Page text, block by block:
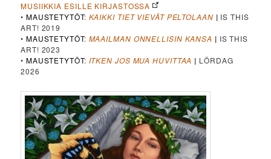
MUSIIKKIA ESILLE KIRJASTOSSA
• MAUSTETYTÖT: KAIKKI TIET VIEVÄT PELTOLAAN | IS THIS
ART! 2019
• MAUSTETYTÖT: MAAILMAN ONNELLISIN KANSA | IS THIS
ART! 2023
• MAUSTETYTÖT: ITKEN JOS MUA HUVITTAA | LÖRDAG
2026